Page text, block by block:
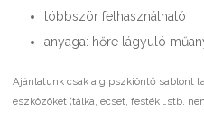
többször felhasználható
anyaga: hőre lágyuló
Ajánlatunk csak a gipszkiöntő sablont
eszközöket (tálka, ecset, festék …stb.